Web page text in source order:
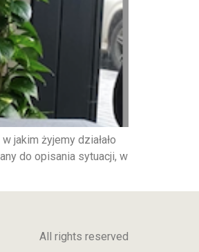
jakim żyjemy działało
do opisania sytuacji, w
All rights reserved